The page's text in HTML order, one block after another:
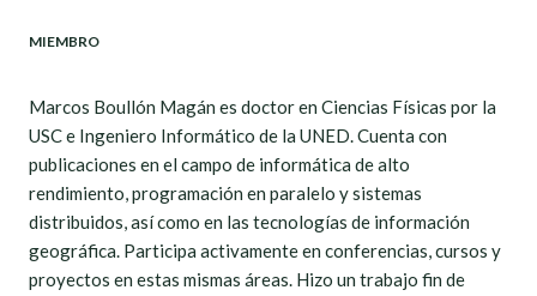
MIEMBRO
Marcos Boullón Magán es doctor en Ciencias Físicas por la
USC e Ingeniero Informático de la UNED. Cuenta con
publicaciones en el campo de informática de alto
rendimiento, programación en paralelo y sistemas
distribuidos, así como en las tecnologías de información
geográfica. Participa activamente en conferencias, cursos y
proyectos en estas mismas áreas. Hizo un trabajo fin de